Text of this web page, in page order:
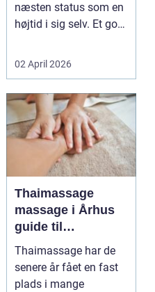
næsten status som en
højtid i sig selv. Et godt
02 April 2026
Thaimassage
massage i Århus
guide til
afslapning,
smidighed og
bedre velvære
Thaimassage har de
senere år fået en fast
plads i mange